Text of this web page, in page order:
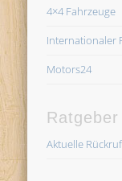
4×4 Fahrzeuge
Internationaler
Motors24
Ratgeber
Aktuelle